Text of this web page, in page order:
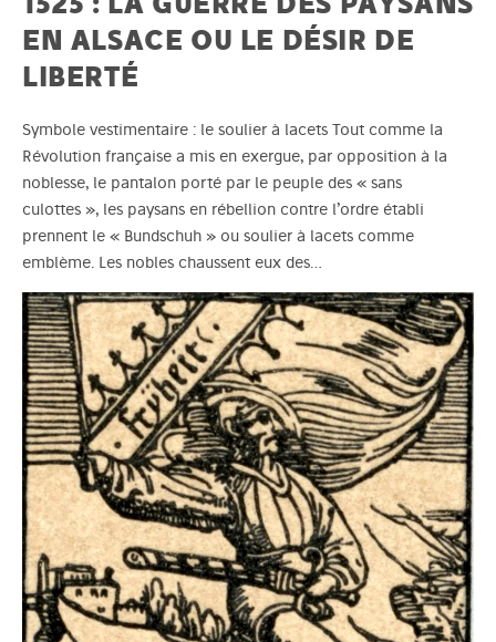
EN ALSACE OU LE DÉSIR DE
LIBERTÉ
Symbole vestimentaire : le soulier à lacets Tout comme la
Révolution française a mis en exergue, par opposition à la
noblesse, le pantalon porté par le peuple des « sans
culottes », les paysans en rébellion contre l’ordre établi
prennent le « Bundschuh » ou soulier à lacets comme
emblème. Les nobles chaussent eux des…